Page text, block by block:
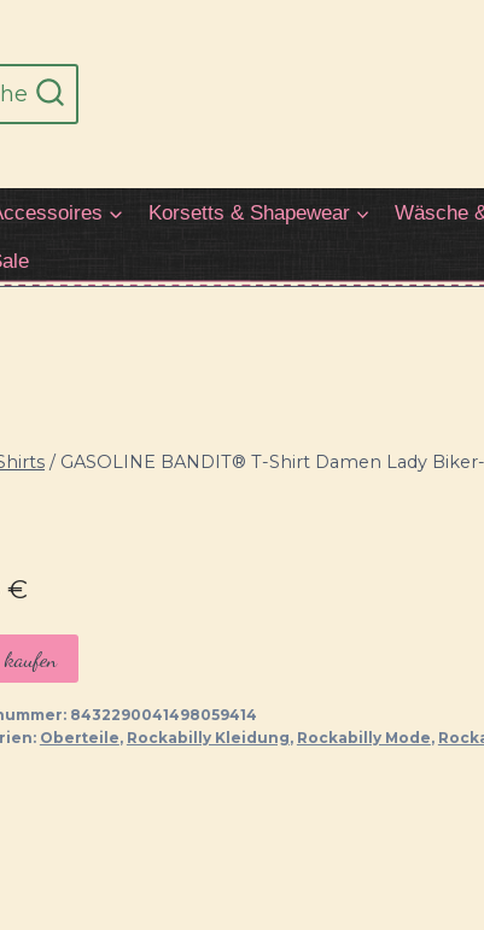
Korsetts & Shapewear Wäsche
/ GASOLINE BANDIT® T-Shirt Damen Lady
€
8432290041498059414
Oberteile, Rockabilly Kleidung, Rockabilly Mode,